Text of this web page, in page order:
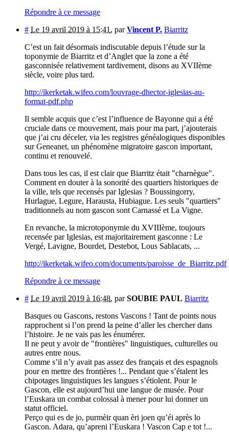
Répondre à ce message
# Le 19 avril 2019 à 15:41 , parVincent P. Biarritz
C’est un fait désormais indiscutable depuis l’étude sur la
toponymie de Biarritz et d’Anglet que la zone a été
gasconnisée relativement tardivement, disons au XVIIème
siècle, voire plus tard.
http://ikerketak.wifeo.com/louvrage-dhector-iglesias-au-
format-pdf.php
Il semble acquis que c’est l’influence de Bayonne qui a été
cruciale dans ce mouvement, mais pour ma part, j’ajouterais
que j’ai cru déceler, via les registres généalogiques disponibles
sur Geneanet, un phénomène migratoire gascon important,
continu et renouvelé.
Dans tous les cas, il est clair que Biarritz était "charnègue".
Comment en douter à la sonorité des quartiers historiques de
la ville, tels que recensés par Iglesias ? Boussingorry,
Hurlague, Legure, Harausta, Hubiague. Les seuls "quartiers"
traditionnels au nom gascon sont Carnassé et La Vigne.
En revanche, la microtoponymie du XVIIIème, toujours
recensée par Iglesias, est majoritairement gasconne : Le
Vergé, Lavigne, Bourdet, Destebot, Lous Sablacats, ...
http://ikerketak.wifeo.com/documents/paroisse_de_Biarritz.pdf
Répondre à ce message
# Le 19 avril 2019 à 16:48, parSOUBIE PAUL Biarritz
Basques ou Gascons, restons Vascons ! Tant de points nous
rapprochent si l’on prend la peine d’aller les chercher dans
l’histoire. Je ne vais pas les énumérer.
Il ne peut y avoir de "frontières" linguistiques, culturelles ou
autres entre nous.
Comme s’il n’y avait pas assez des français et des espagnols
pour en mettre des frontières !... Pendant que s’étalent les
chipotages linguistiques les langues s’étiolent. Pour le
Gascon, elle est aujourd’hui une langue de musée. Pour
l’Euskara un combat colossal à mener pour lui donner un
statut officiel.
Perço qui es de jo, purmèir quan èri joen qu’éi après lo
Gascon. Adara, qu’apreni l’Euskara ! Vascon Cap e tot !...